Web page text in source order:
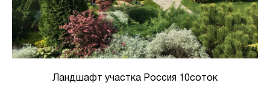
Ландшафт участка Россия 10соток